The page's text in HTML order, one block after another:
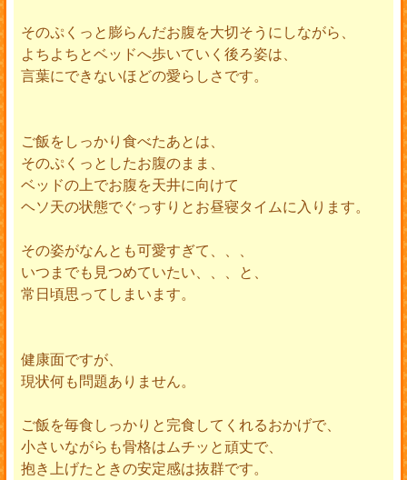
そのぷくっと膨らんだお腹を大切そうにしながら、
よちよちとベッドへ歩いていく後ろ姿は、
言葉にできないほどの愛らしさです。
ご飯をしっかり食べたあとは、
そのぷくっとしたお腹のまま、
ベッドの上でお腹を天井に向けて
ヘソ天の状態でぐっすりとお昼寝タイムに入ります。
その姿がなんとも可愛すぎて、、、
いつまでも見つめていたい、、、と、
常日頃思ってしまいます。
健康面ですが、
現状何も問題ありません。
ご飯を毎食しっかりと完食してくれるおかげで、
小さいながらも骨格はムチッと頑丈で、
抱き上げたときの安定感は抜群です。